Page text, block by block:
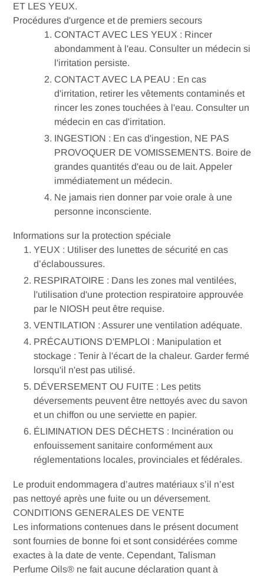
ET LES YEUX.
Procédures d'urgence et de premiers secours
CONTACT AVEC LES YEUX : Rincer
abondamment à l'eau. Consulter un médecin si
l'irritation persiste.
CONTACT AVEC LA PEAU : En cas
d'irritation, retirer les vêtements contaminés et
rincer les zones touchées à l'eau. Consulter un
médecin en cas d'irritation.
INGESTION : En cas d'ingestion, NE PAS
PROVOQUER DE VOMISSEMENTS. Boire de
grandes quantités d'eau ou de lait. Appeler
immédiatement un médecin.
Ne jamais rien donner par voie orale à une
personne inconsciente.
Informations sur la protection spéciale
YEUX : Utiliser des lunettes de sécurité en cas
d’éclaboussures.
RESPIRATOIRE : Dans les zones mal ventilées,
l'utilisation d'une protection respiratoire approuvée
par le NIOSH peut être requise.
VENTILATION : Assurer une ventilation adéquate.
PRÉCAUTIONS D'EMPLOI : Manipulation et
stockage : Tenir à l'écart de la chaleur. Garder fermé
lorsqu'il n'est pas utilisé.
DÉVERSEMENT OU FUITE : Les petits
déversements peuvent être nettoyés avec du savon
et un chiffon ou une serviette en papier.
ÉLIMINATION DES DÉCHETS : Incinération ou
enfouissement sanitaire conformément aux
réglementations locales, provinciales et fédérales.
Le produit endommagera d’autres matériaux s’il n’est
pas nettoyé après une fuite ou un déversement.
CONDITIONS GENERALES DE VENTE
Les informations contenues dans le présent document
sont fournies de bonne foi et sont considérées comme
exactes à la date de vente. Cependant, Talisman
Perfume Oils® ne fait aucune déclaration quant à